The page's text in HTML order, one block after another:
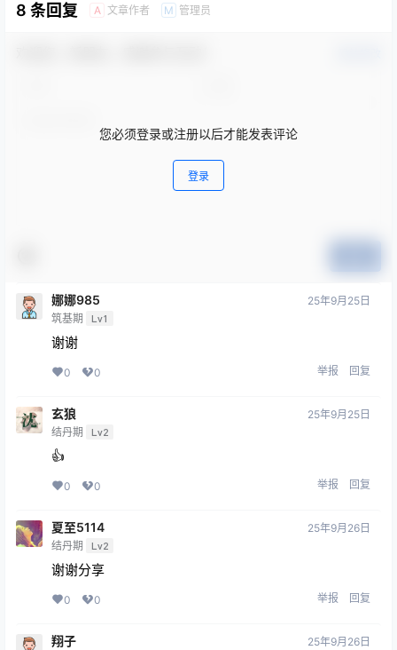
8 条回复 A 文章作者 M 管理员
您必须登录或注册以后才能发表评论
登录
娜娜985
筑基期 Lv1
25年9月25日
谢谢
0 0 举报 回复
玄狼
结丹期 Lv2
25年9月25日
👍
0 0 举报 回复
夏至5114
结丹期 Lv2
25年9月26日
谢谢分享
0 0 举报 回复
翔子 25年9月26日